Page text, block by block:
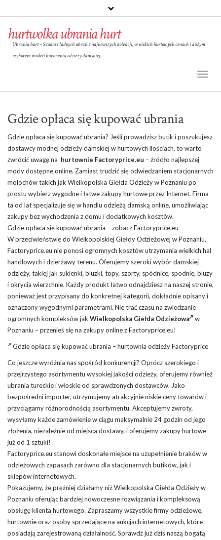
hurtwolka ubrania hurt
Ubrania hurt – Szukasz ładnych ubrań z najnowszych kolekcji, w niskich hurtowych cenach i dużym
wyborem modeli hurtownia odzieży damskiej.
Gdzie opłaca się kupować ubrania
Gdzie opłaca się kupować ubrania? Jeśli prowadzisz butik i poszukujesz
dostawcy modnej odzieży damskiej w hurtowych ilościach, to warto
zwrócić uwagę na hurtownie Factoryprice.eu – źródło najlepszej
mody dostępne online. Zamiast trudzić się odwiedzaniem stacjonarnych
molochów takich jak Wielkopolska Giełda Odzieży w Poznaniu po
prostu wybierz wygodne i łatwe zakupy hurtowe przez Internet. Firma
ta od lat specjalizuje się w handlu odzieżą damską online, umożliwiając
zakupy bez wychodzenia z domu i dodatkowych kosztów.
Gdzie opłaca się kupować ubrania – zobacz Factoryprice.eu
W przeciwieństwie do Wielkopolskiej Giełdy Odzieżowej w Poznaniu,
Factoryprice.eu nie ponosi ogromnych kosztów utrzymania wielkich hal
handlowych i dzierżawy terenu. Oferujemy szeroki wybór damskiej
odzieży, takiej jak sukienki, bluzki, topy, szorty, spódnice, spodnie, bluzy
i okrycia wierzchnie. Każdy produkt łatwo odnajdziesz na naszej stronie,
ponieważ jest przypisany do konkretnej kategorii, dokładnie opisany i
oznaczony wygodnymi parametrami. Nie trać czasu na zwiedzanie
ogromnych kompleksów jak Wielkopolska Giełda Odzieżowa
w
Poznaniu – przenieś się na zakupy online z Factoryprice.eu!
Gdzie opłaca się kupować ubrania – hurtownia odzieży Factoryprice
Co jeszcze wyróżnia nas spośród konkurencji? Oprócz szerokiego i
przejrzystego asortymentu wysokiej jakości odzieży, oferujemy również
ubrania tureckie i włoskie od sprawdzonych dostawców. Jako
bezpośredni importer, utrzymujemy atrakcyjnie niskie ceny towarów i
przyciągamy różnorodnością asortymentu. Akceptujemy zwroty,
wysyłamy każde zamówienie w ciągu maksymalnie 24 godzin od jego
złożenia, niezależnie od miejsca dostawy, i oferujemy zakupy hurtowe
już od 1 sztuki!
Factoryprice.eu stanowi doskonałe miejsce na uzupełnienie braków w
odzieżowych zapasach zarówno dla stacjonarnych butików, jak i
sklepów internetowych.
Pokazujemy, że prężniej działamy niż Wielkopolska Giełda Odzieży w
Poznaniu oferując bardziej nowoczesne rozwiązania i kompleksową
obsługę klienta hurtowego. Zapraszamy wszystkie firmy odzieżowe,
hurtownie oraz osoby sprzedające na aukcjach internetowych, które
posiadają zarejestrowaną działalność. Sprawdź już dziś naszą bogatą